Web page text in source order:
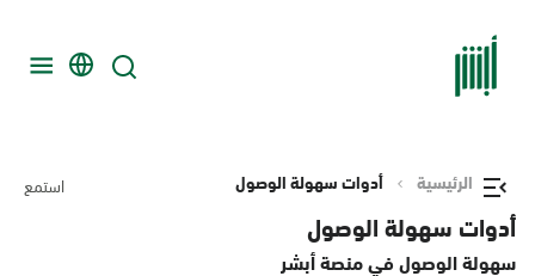
الرئيسية أدوات سهولة الوصول استمع
أدوات سهولة الوصول
سهولة الوصول في منصة أبشر